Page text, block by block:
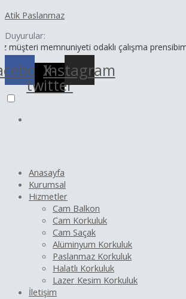
atla
Atik Paslanmaz
Duyurular:
memnuniyeti odaklı çalışma prensibimiz ve
X-
twitter
Instagram
Anasayfa
Kurumsal
Hizmetler
Cam Balkon
Cam Korkuluk
Cam Saçak
Alüminyum Korkuluk
Paslanmaz Korkuluk
Halatlı Korkuluk
Lazer Kesim Korkuluk
İletişim
dolaşımı